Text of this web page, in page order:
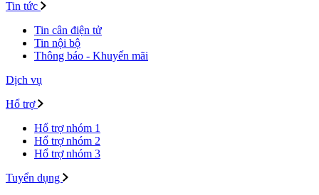
Tin tức
Tin cân điện tử
Tin nội bộ
Thông báo - Khuyến mãi
Dịch vụ
Hổ trợ
Hổ trợ nhóm 1
Hổ trợ nhóm 2
Hổ trợ nhóm 3
Tuyển dụng